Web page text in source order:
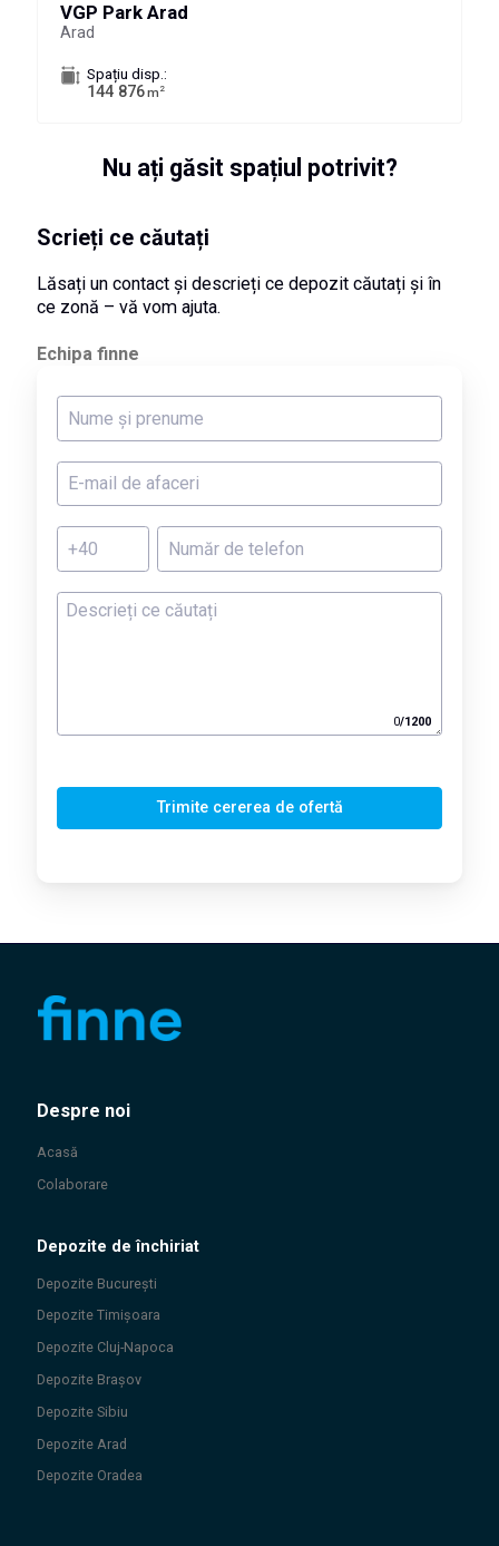
VGP Park Arad
Arad
Spațiu disp.:
144 876m 2
Nu ați găsit spațiul potrivit?
Scrieți ce căutați
Lăsați un contact și descrieți ce depozit căutați și în
ce zonă – vă vom ajuta.
Echipa finne
0/1200
Trimite cererea de ofertă
Despre noi
Acasă
Colaborare
Depozite de închiriat
Depozite București
Depozite Timișoara
Depozite Cluj-Napoca
Depozite Brașov
Depozite Sibiu
Depozite Arad
Depozite Oradea